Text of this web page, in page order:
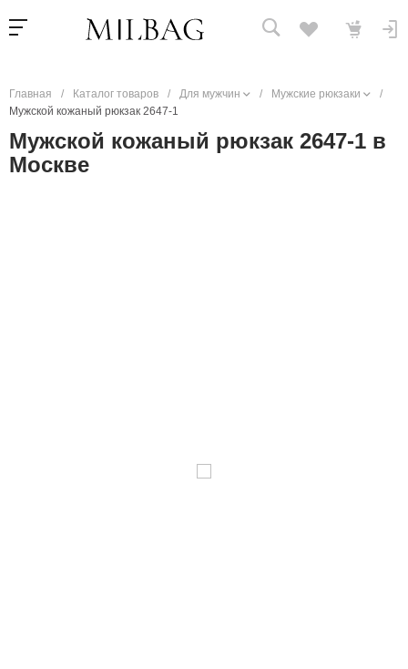
Главная / Каталог товаров / Для мужчин / Мужские рюкзаки
/
Мужской кожаный рюкзак 2647-1
Мужской кожаный рюкзак 2647-1 в
Москве